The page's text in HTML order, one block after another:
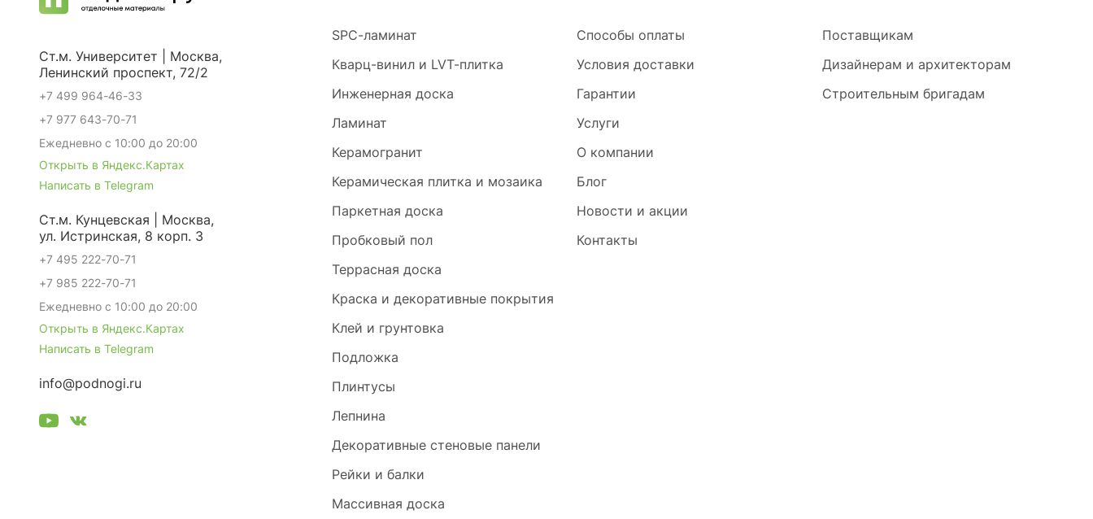
SPC-ламинат
Кварц-винил и LVT-плитка
Инженерная доска
Ламинат
Керамогранит
Керамическая плитка и мозаика
Паркетная доска
Пробковый пол
Террасная доска
Краска и декоративные покрытия
Клей и грунтовка
Подложка
Плинтусы
Лепнина
Декоративные стеновые панели
Рейки и балки
Массивная доска
Способы оплаты
Условия доставки
Гарантии
Услуги
О компании
Блог
Новости и акции
Контакты
Поставщикам
Дизайнерам и архитекторам
Строительным бригадам
Ст.м. Университет | Москва,
Ленинский проспект, 72/2
+7 499 964-46-33
+7 977 643-70-71
Ежедневно с 10:00 до 20:00
Открыть в Яндекс.Картах
Написать в Telegram
Ст.м. Кунцевская | Москва,
ул. Истринская, 8 корп. 3
+7 495 222-70-71
+7 985 222-70-71
Ежедневно с 10:00 до 20:00
Открыть в Яндекс.Картах
Написать в Telegram
info@podnogi.ru